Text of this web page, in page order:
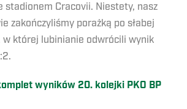
stadionem Cracovii. Niestety, nasz
zakończyliśmy porażką po słabej
w której lubinianie odwrócili wynik
wyników 20. kolejki PKO BP